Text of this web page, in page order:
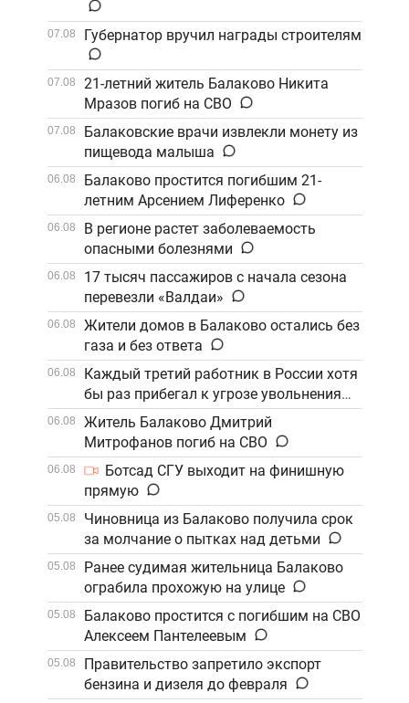
07.08 Губернатор вручил награды строителям
07.08
21-летний житель Балаково Никита
Мразов погиб на СВО
07.08
Балаковские врачи извлекли монету из
пищевода малыша
06.08
Балаково простится погибшим 21-
летним Арсением Лиференко
06.08
В регионе растет заболеваемость
опасными болезнями
06.08
17 тысяч пассажиров с начала сезона
перевезли «Валдаи»
06.08
Жители домов в Балаково остались без
газа и без ответа
06.08
Каждый третий работник в России хотя
бы раз прибегал к угрозе увольнения
06.08
Житель Балаково Дмитрий
Митрофанов погиб на СВО
06.08
Ботсад СГУ выходит на финишную
прямую
05.08
Чиновница из Балаково получила срок
за молчание о пытках над детьми
05.08
Ранее судимая жительница Балаково
ограбила прохожую на улице
05.08
Балаково простится с погибшим на СВО
Алексеем Пантелеевым
05.08
Правительство запретило экспорт
бензина и дизеля до февраля